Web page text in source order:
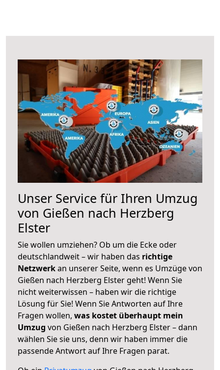
Unser Service für Ihren Umzug
von Gießen nach Herzberg
Elster
Sie wollen umziehen? Ob um die Ecke oder
deutschlandweit – wir haben das richtige
Netzwerkan unserer Seite, wenn es Umzüge von
Gießen nach Herzberg Elster geht! Wenn Sie
nicht weiterwissen – haben wir die richtige
Lösung für Sie! Wenn Sie Antworten auf Ihre
Fragen wollen, was kostet überhaupt mein
Umzug von Gießen nach Herzberg Elster – dann
wählen Sie sie uns, denn wir haben immer die
passende Antwort auf Ihre Fragen parat.